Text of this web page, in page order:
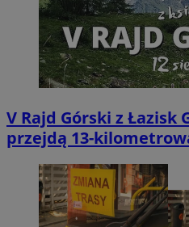
V Rajd Górski z Łazisk
przejdą 13-